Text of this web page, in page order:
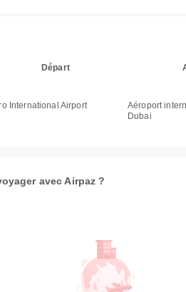
Départ
International Airport
Aéroport
Dubai
avec Airpaz ?